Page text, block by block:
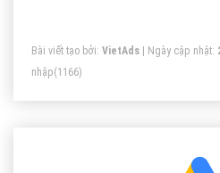
Bài viết tạo bởi: VietAds | Ngày cập nhật:
nhập(1166)